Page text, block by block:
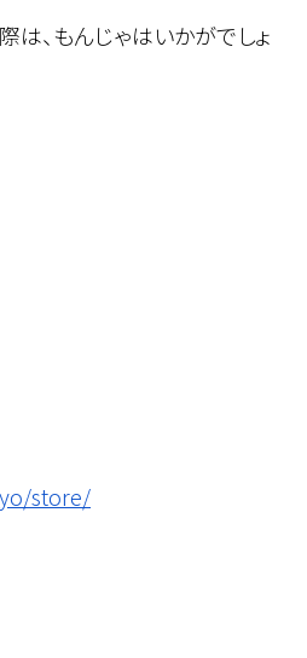
は、もんじゃはいかがでしょ
store/